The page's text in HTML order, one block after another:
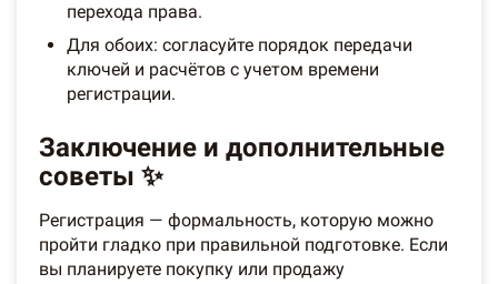
перехода права.
Для обоих: согласуйте порядок передачи
ключей и расчётов с учетом времени
регистрации.
Заключение и дополнительные
советы ✨
Регистрация — формальность, которую можно
пройти гладко при правильной подготовке. Если
вы планируете покупку или продажу